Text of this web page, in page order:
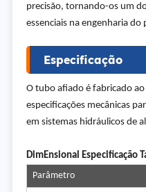
precisão, tornando-os um
essenciais na engenharia
Especificação
O tubo afiado é fabricado
especificações mecânicas
em sistemas hidráulicos de
DimEnsional Especificação
Parâmetro